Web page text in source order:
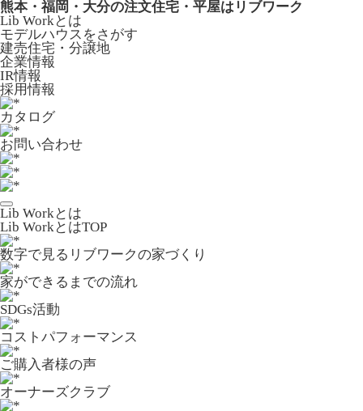
熊本・福岡・大分の注文住宅・平屋はリブワーク
Lib Workとは
モデルハウスをさがす
建売住宅・分譲地
企業情報
IR情報
採用情報
カタログ
お問い合わせ
Lib Workとは
Lib WorkとはTOP
数字で⾒るリブワークの家づくり
家ができるまでの流れ
SDGs活動
コストパフォーマンス
ご購入者様の声
オーナーズクラブ